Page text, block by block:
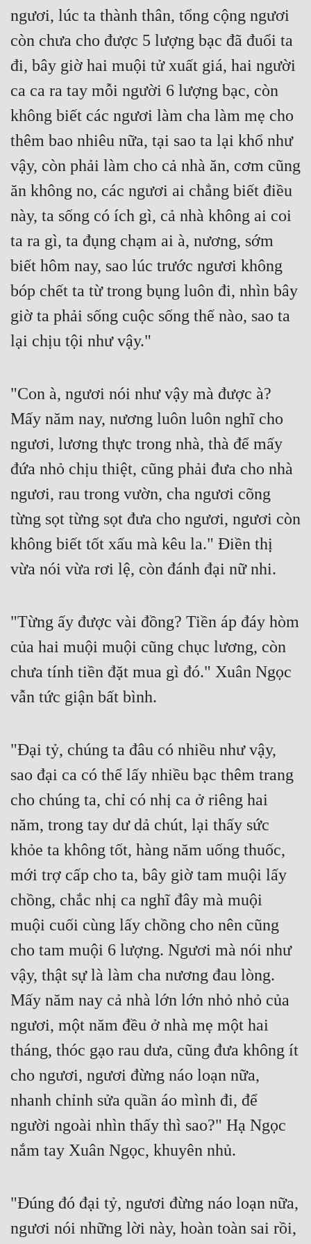
Đô Thị
Đông Phương
Đông Phương Huyền Huyễn
Đồng Nhân
Cẩu Đạo Trường Sinh
Ngự Thú
Truyện Nam
Truyện Nữ
Xây Dựng Thế Lực
Đam Mỹ
Đẹp
Tính Cách Nhân Vật :
Sát Phạt Quyết Đoán
Điềm Đạm
ngươi, lúc ta thành thân, tổng cộng ngươi
còn chưa cho được 5 lượng bạc đã đuổi ta
đi, bây giờ hai muội tử xuất giá, hai người
ca ca ra tay mỗi người 6 lượng bạc, còn
không biết các ngươi làm cha làm mẹ cho
thêm bao nhiêu nữa, tại sao ta lại khổ như
vậy, còn phải làm cho cả nhà ăn, cơm cũng
ăn không no, các ngươi ai chẳng biết điều
này, ta sống có ích gì, cả nhà không ai coi
ta ra gì, ta đụng chạm ai à, nương, sớm
biết hôm nay, sao lúc trước ngươi không
bóp chết ta từ trong bụng luôn đi, nhìn bây
giờ ta phải sống cuộc sống thế nào, sao ta
lại chịu tội như vậy."
"Con à, ngươi nói như vậy mà được à?
Mấy năm nay, nương luôn luôn nghĩ cho
ngươi, lương thực trong nhà, thà để mấy
đứa nhỏ chịu thiệt, cũng phải đưa cho nhà
ngươi, rau trong vườn, cha ngươi cõng
từng sọt từng sọt đưa cho ngươi, ngươi còn
không biết tốt xấu mà kêu la." Điền thị
vừa nói vừa rơi lệ, còn đánh đại nữ nhi.
"Từng ấy được vài đồng? Tiền áp đáy hòm
của hai muội muội cũng chục lương, còn
chưa tính tiền đặt mua gì đó." Xuân Ngọc
vẫn tức giận bất bình.
"Đại tỷ, chúng ta đâu có nhiều như vậy,
sao đại ca có thể lấy nhiều bạc thêm trang
cho chúng ta, chỉ có nhị ca ở riêng hai
năm, trong tay dư dả chút, lại thấy sức
khỏe ta không tốt, hàng năm uống thuốc,
mới trợ cấp cho ta, bây giờ tam muội lấy
chồng, chắc nhị ca nghĩ đây mà muội
muội cuối cùng lấy chồng cho nên cũng
cho tam muội 6 lượng. Ngươi mà nói như
vậy, thật sự là làm cha nương đau lòng.
Mấy năm nay cả nhà lớn lớn nhỏ nhỏ của
ngươi, một năm đều ở nhà mẹ một hai
tháng, thóc gạo rau dưa, cũng đưa không ít
cho ngươi, ngươi đừng náo loạn nữa,
nhanh chỉnh sửa quần áo mình đi, để
người ngoài nhìn thấy thì sao?" Hạ Ngọc
nắm tay Xuân Ngọc, khuyên nhủ.
"Đúng đó đại tỷ, ngươi đừng náo loạn nữa,
ngươi nói những lời này, hoàn toàn sai rồi,